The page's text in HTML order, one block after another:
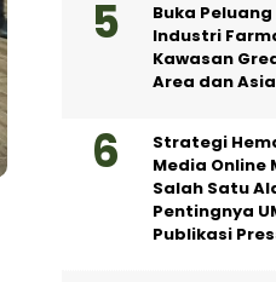
Buka
Industri
Kawasan
Area dan Asia
Strategi
Media Online
Salah Satu
Pentingnya
Publikasi